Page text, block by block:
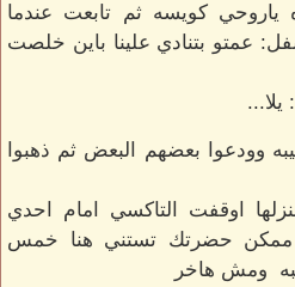
ياروحي كويسه ثم تابعت عندما
بتنادي علينا باين خلصت
يلا...
وودعوا بعضهم البعض ثم ذهبوا
اوقفت التاكسي امام احدي
له: ممكن حضرتك تستني هنا خمس
ومش هاخر